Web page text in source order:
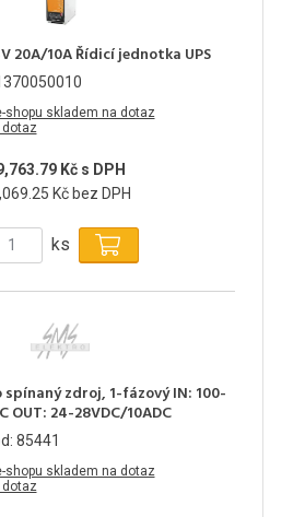
20A/10A Řídicí jednotka UPS
shopu skladem na dotaz
dotaz
Kč s DPH
Kč bez DPH
ks
spínaný zdroj, 1-fázový IN: 100-
OUT: 24-28VDC/10ADC
85441
shopu skladem na dotaz
dotaz